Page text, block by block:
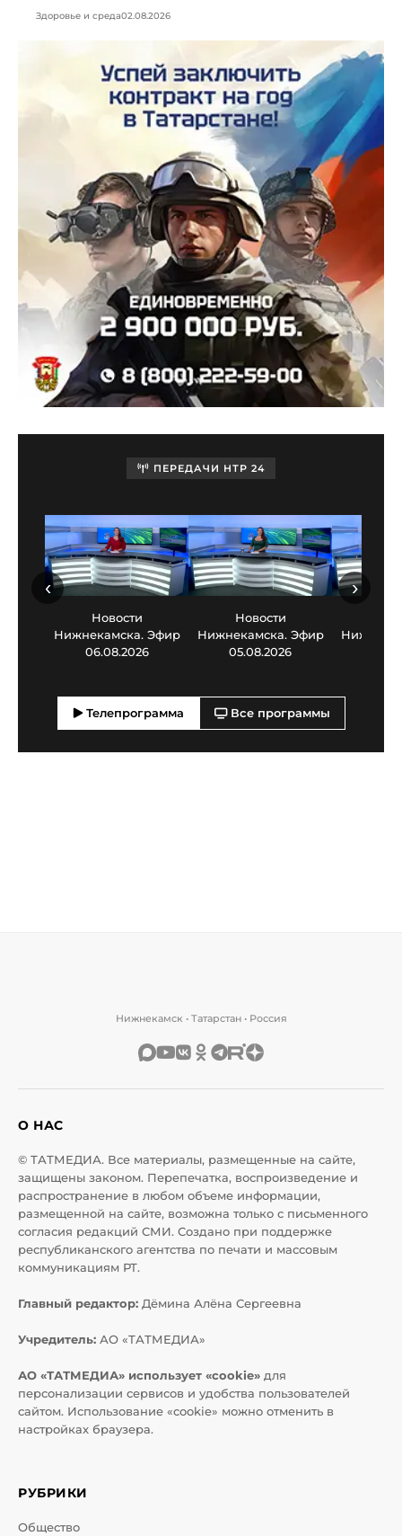
Здоровье и среда02.08.2026
ПЕРЕДАЧИ НТР 24
Новости
Нижнекамска. Эфир
06.08.2026
Новости
Нижнекамска. Эфир
05.08.2026
‹ ›
Телепрограмма Все программы
Нижнекамск • Татарстан • Россия
О НАС
© ТАТМЕДИА. Все материалы, размещенные на сайте,
защищены законом. Перепечатка, воспроизведение и
распространение в любом объеме информации,
размещенной на сайте, возможна только с письменного
согласия редакций СМИ. Создано при поддержке
республиканского агентства по печати и массовым
коммуникациям РТ.
Главный редактор: Дёмина Алёна Сергеевна
Учредитель: АО «ТАТМЕДИА»
АО «ТАТМЕДИА» использует «cookie» для
персонализации сервисов и удобства пользователей
сайтом. Использование «cookie» можно отменить в
настройках браузера.
РУБРИКИ
Общество